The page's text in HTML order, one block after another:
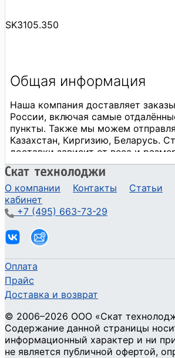
SK3105.350
О компании Контакты Статьи
кабинет
+7 (495) 663-73-29
Оплата
Прайс
Доставка и возврат
© 2006–2026 ООО «Скат
Содержание данной страницы
информационный характер и ни
не является публичной офертой,